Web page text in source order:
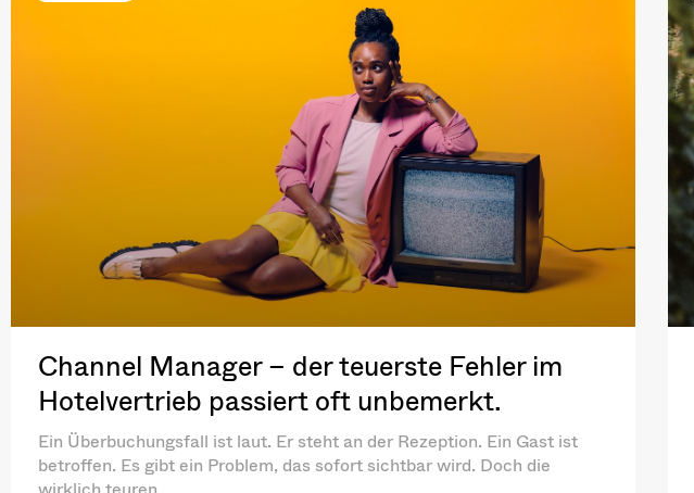
Channel Manager – der teuerste Fehler im
Hotelvertrieb passiert oft unbemerkt.
Ein Überbuchungsfall ist laut. Er steht an der Rezeption. Ein Gast ist
betroffen. Es gibt ein Problem, das sofort sichtbar wird. Doch die